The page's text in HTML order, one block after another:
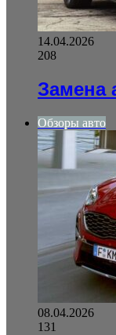
14.04.2026
208
Замена
Обзоры авто
08.04.2026
131